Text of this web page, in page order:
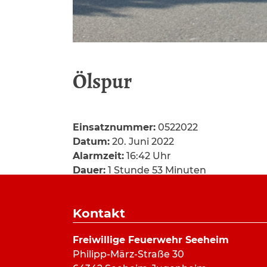
Ölspur
Einsatznummer: 0522022
Datum: 20. Juni 2022
Alarmzeit: 16:42 Uhr
Dauer: 1 Stunde 53 Minuten
Einsatzort:
Fahrzeuge: ELW,HLF 20/16,LF 10/6
Weitere Kräfte:Feuerwehr Ober-
Kontakt
Freiwillige Feuerwehr Seeheim
Philipp-März-Straße 30